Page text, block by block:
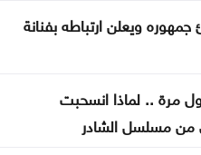
ويعلن ارتباطه بفنانة
مرة .. لماذا انسحبت
مسلسل الشادر